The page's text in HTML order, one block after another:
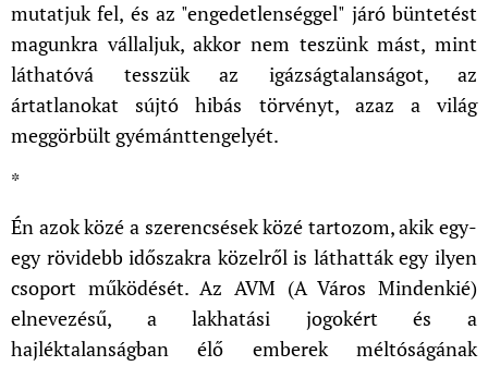
mutatjuk fel, és az "engedetlenséggel" járó büntetést
magunkra vállaljuk, akkor nem teszünk mást, mint
láthatóvá tesszük az igázságtalanságot, az
ártatlanokat sújtó hibás törvényt, azaz a világ
meggörbült gyémánttengelyét.
*
Én azok közé a szerencsések közé tartozom, akik egy-
egy rövidebb időszakra közelről is láthatták egy ilyen
csoport működését. Az AVM (A Város Mindenkié)
elnevezésű, a lakhatási jogokért és a
hajléktalanságban élő emberek méltóságának